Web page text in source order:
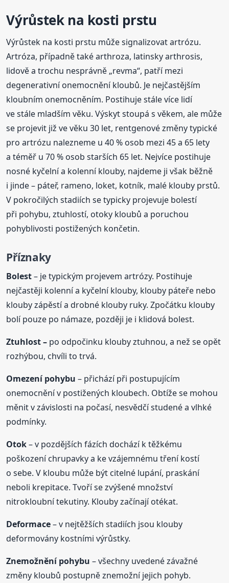
Výrůstek na kosti prstu
Výrůstek na kosti prstu může signalizovat artrózu.
Artróza, případně také arthroza, latinsky arthrosis,
lidově a trochu nesprávně „revma“, patří mezi
degenerativní onemocnění kloubů. Je nejčastějším
kloubním onemocněním. Postihuje stále více lidí
ve stále mladším věku. Výskyt stoupá s věkem, ale může
se projevit již ve věku 30 let, rentgenové změny typické
pro artrózu nalezneme u 40 % osob mezi 45 a 65 lety
a téměř u 70 % osob starších 65 let. Nejvíce postihuje
nosné kyčelní a kolenní klouby, najdeme ji však běžně
i jinde – páteř, rameno, loket, kotník, malé klouby prstů.
V pokročilých stadiích se typicky projevuje bolestí
při pohybu, ztuhlostí, otoky kloubů a poruchou
pohyblivosti postižených končetin.
Příznaky
Bolest– je typickým projevem artrózy. Postihuje
nejčastěji kolenní a kyčelní klouby, klouby páteře nebo
klouby zápěstí a drobné klouby ruky. Zpočátku klouby
bolí pouze po námaze, později je i klidová bolest.
Ztuhlost – po odpočinku klouby ztuhnou, a než se opět
rozhýbou, chvíli to trvá.
Omezení pohybu– přichází při postupujícím
onemocnění v postižených kloubech. Obtíže se mohou
měnit v závislosti na počasí, nesvědčí studené a vlhké
podmínky.
Otok– v pozdějších fázích dochází k těžkému
poškození chrupavky a ke vzájemnému tření kostí
o sebe. V kloubu může být citelné lupání, praskání
neboli krepitace. Tvoří se zvýšené množství
nitrokloubní tekutiny. Klouby začínají otékat.
Deformace– v nejtěžších stadiích jsou klouby
deformovány kostními výrůstky.
Znemožnění pohybu – všechny uvedené závažné
změny kloubů postupně znemožní jejich pohyb.